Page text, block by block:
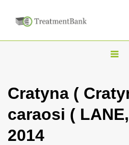
T
g
l
Cratyna (
caraosi (
2014